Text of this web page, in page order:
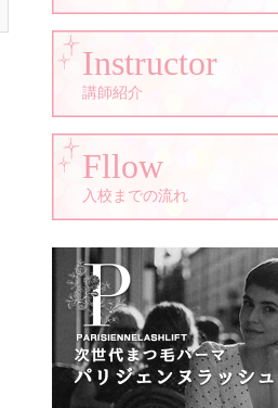
Instructor
講師紹介
Fllow
入校までの流れ